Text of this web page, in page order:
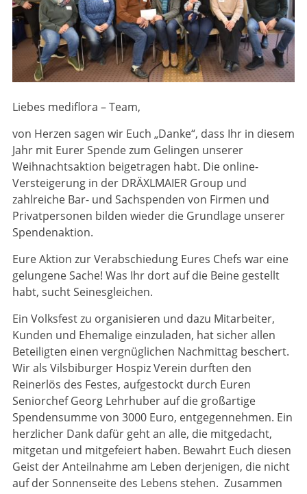
Liebes mediflora – Team,
von Herzen sagen wir Euch „Danke“, dass Ihr in diesem
Jahr mit Eurer Spende zum Gelingen unserer
Weihnachtsaktion beigetragen habt. Die online-
Versteigerung in der DRÄXLMAIER Group und
zahlreiche Bar- und Sachspenden von Firmen und
Privatpersonen bilden wieder die Grundlage unserer
Spendenaktion.
Eure Aktion zur Verabschiedung Eures Chefs war eine
gelungene Sache! Was Ihr dort auf die Beine gestellt
habt, sucht Seinesgleichen.
Ein Volksfest zu organisieren und dazu Mitarbeiter,
Kunden und Ehemalige einzuladen, hat sicher allen
Beteiligten einen vergnüglichen Nachmittag beschert.
Wir als Vilsbiburger Hospiz Verein durften den
Reinerlös des Festes, aufgestockt durch Euren
Seniorchef Georg Lehrhuber auf die großartige
Spendensumme von 3000 Euro, entgegennehmen. Ein
herzlicher Dank dafür geht an alle, die mitgedacht,
mitgetan und mitgefeiert haben. Bewahrt Euch diesen
Geist der Anteilnahme am Leben derjenigen, die nicht
auf der Sonnenseite des Lebens stehen. Zusammen